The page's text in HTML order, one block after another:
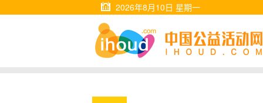
2026年8月10日 星期一